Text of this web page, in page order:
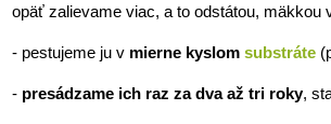
opäť zalievame viac, a to odstátou,
- pestujeme ju v mierne kyslom substráte
- presádzame ich raz za dva až tri roky,